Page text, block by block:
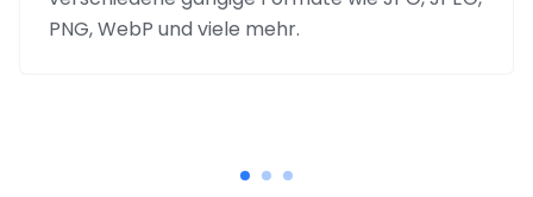
PNG, WebP und viele mehr.